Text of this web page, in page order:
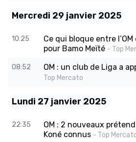
Mercredi 29 janvier 2025
10:25
Ce qui bloque entre
pour Bamo Meïté - Top
08:52 OM : un club de Liga a
Top Mercato
Lundi 27 janvier 2025
22:35
OM : 2 nouveaux
Koné connus - Top